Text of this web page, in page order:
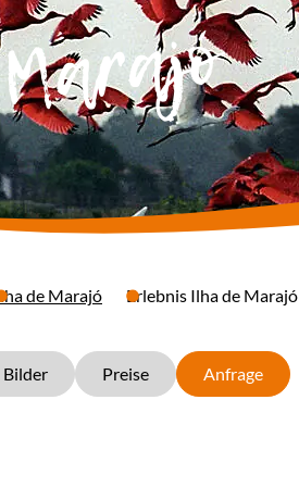
de Marajó Erlebnis Ilha de Marajó
Bilder Preise Anfrage